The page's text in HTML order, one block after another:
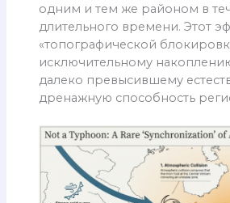
одним и тем же районом в
длительного времени. Этот
«топографической
исключительному
далеко превысившему
дренажную способность